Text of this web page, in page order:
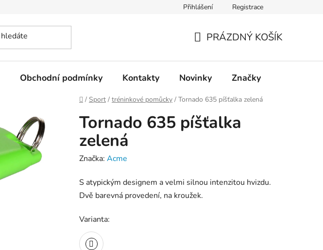
Přihlášení Registrace
KOŠÍK
PRÁZDNÝ KOŠÍK
Obchodní podmínky Kontakty Novinky Značky
Domů
/ Sport / tréninkové pomůcky / Tornado 635 píšťalka zelená
Tornado 635 píšťalka
zelená
Značka: Acme
S atypickým designem a velmi silnou intenzitou hvizdu.
Dvě barevná provedení, na kroužek.
Varianta: